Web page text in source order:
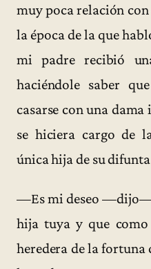
muy poca relación
la época de la que
mi padre recibió
haciéndole saber
casarse con una
se hiciera cargo de
única hija de su
—Es mi deseo —dijo—
hija tuya y que
heredera de la fortuna